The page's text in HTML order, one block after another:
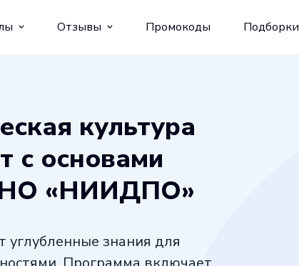
Отзывы Промокоды Подборки
культура
с основами
«НИИДПО»
знания для